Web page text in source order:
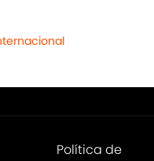
Política de